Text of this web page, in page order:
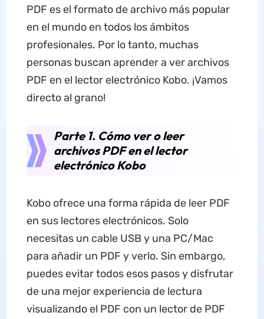
PDF es el formato de archivo más popular
en el mundo en todos los ámbitos
profesionales. Por lo tanto, muchas
personas buscan aprender a ver archivos
PDF en el lector electrónico Kobo. ¡Vamos
directo al grano!
Parte 1. Cómo ver o leer
archivos PDF en el lector
electrónico Kobo
Kobo ofrece una forma rápida de leer PDF
en sus lectores electrónicos. Solo
necesitas un cable USB y una PC/Mac
para añadir un PDF y verlo. Sin embargo,
puedes evitar todos esos pasos y disfrutar
de una mejor experiencia de lectura
visualizando el PDF con un lector de PDF